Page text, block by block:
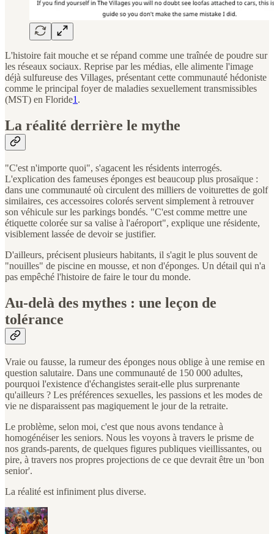
L'histoire fait mouche et se répand comme une traînée de poudre sur
les réseaux sociaux. Reprise par les médias, elle alimente l'image
déjà sulfureuse des Villages, présentant cette communauté hédoniste
comme le principal foyer de maladies sexuellement transmissibles
(MST) en Floride1 .
La réalité derrière le mythe
"C'est n'importe quoi", s'agacent les résidents interrogés.
L'explication des fameuses éponges est beaucoup plus prosaïque :
dans une communauté où circulent des milliers de voiturettes de golf
similaires, ces accessoires colorés servent simplement à retrouver
son véhicule sur les parkings bondés. "C'est comme mettre une
étiquette colorée sur sa valise à l'aéroport", explique une résidente,
visiblement lassée de devoir se justifier.
D'ailleurs, précisent plusieurs habitants, il s'agit le plus souvent de
"nouilles" de piscine en mousse, et non d'éponges. Un détail qui n'a
pas empêché l'histoire de faire le tour du monde.
Au-delà des mythes : une leçon de
tolérance
Vraie ou fausse, la rumeur des éponges nous oblige à une remise en
question salutaire. Dans une communauté de 150 000 adultes,
pourquoi l'existence d'échangistes serait-elle plus surprenante
qu'ailleurs ? Les préférences sexuelles, les passions et les modes de
vie ne disparaissent pas magiquement le jour de la retraite.
Le problème, selon moi, c'est que nous avons tendance à
homogénéiser les seniors. Nous les voyons à travers le prisme de
nos grands-parents, de quelques figures publiques vieillissantes, ou
pire, à travers nos propres projections de ce que devrait être un 'bon
senior'.
La réalité est infiniment plus diverse.